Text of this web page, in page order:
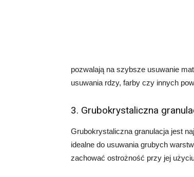
pozwalają na szybsze usuwanie
usuwania rdzy, farby czy innych
3. Grubokrystaliczna
Grubokrystaliczna granulacja jest
idealne do usuwania grubych
zachować ostrożność przy jej